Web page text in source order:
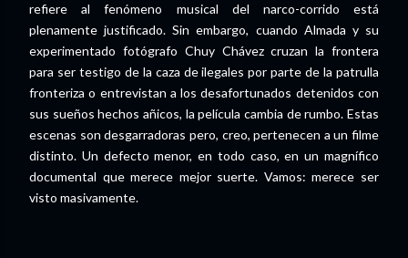
refiere al fenómeno musical del narco-corrido está
plenamente justificado. Sin embargo, cuando Almada y su
experimentado fotógrafo Chuy Chávez cruzan la frontera
para ser testigo de la caza de ilegales por parte de la patrulla
fronteriza o entrevistan a los desafortunados detenidos con
sus sueños hechos añicos, la película cambia de rumbo. Estas
escenas son desgarradoras pero, creo, pertenecen a un filme
distinto. Un defecto menor, en todo caso, en un magnífico
documental que merece mejor suerte. Vamos: merece ser
visto masivamente.